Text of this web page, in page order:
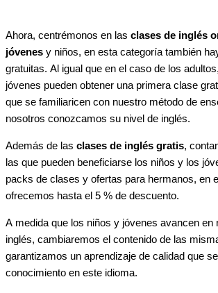
Ahora, centrémonos en las clases de inglés
jóvenes y niños, en esta categoría también
gratuitas. Al igual que en el caso de los
jóvenes pueden obtener una primera clase
que se familiaricen con nuestro método de
nosotros conozcamos su nivel de inglés.
Además de las clases de inglés gratis,
las que pueden beneficiarse los niños y los
packs de clases y ofertas para hermanos, en
ofrecemos hasta el 5 % de descuento.
A medida que los niños y jóvenes avancen en
inglés, cambiaremos el contenido de las
garantizamos un aprendizaje de calidad que
conocimiento en este idioma.